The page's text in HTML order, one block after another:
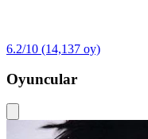
6.2/10 (14,137 oy)
Oyuncular